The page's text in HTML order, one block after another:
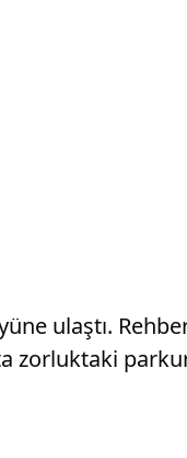
ulaştı.
zorluktaki